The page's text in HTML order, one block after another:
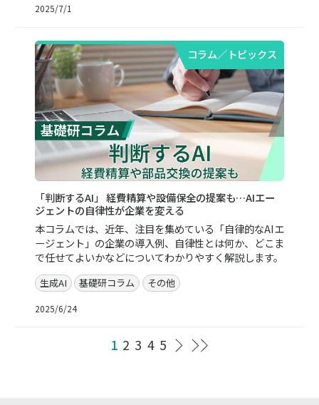
2025/7/1
コラム／トピックス
「判断するAI」 経費精算や設備保全の提案も…AIエー
ジェントの自律性が企業を変える
本コラムでは、近年、注目を集めている「自律的なAIエ
ージェント」の企業の導入例、自律性とは何か、どこま
で任せてよいかなどについてわかりやすく解説します。
生成AI 基礎研コラム その他
2025/6/24
1 2 3 4 5